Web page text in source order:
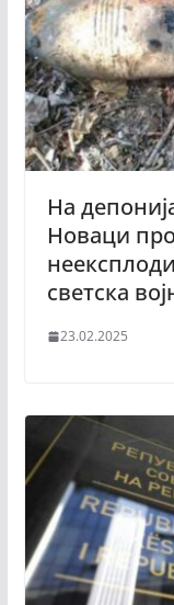
На
Новаци
светска
23.02.2025